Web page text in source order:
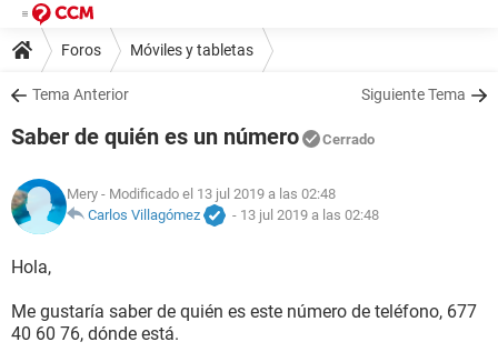
Foros Móviles y tabletas
Tema Anterior Siguiente Tema
Saber de quién es un número Cerrado
Mery - Modificado el 13 jul 2019 a las 02:48
Carlos Villagómez
- 13 jul 2019 a las 02:48
Hola,
Me gustaría saber de quién es este número de teléfono, 677
40 60 76, dónde está.